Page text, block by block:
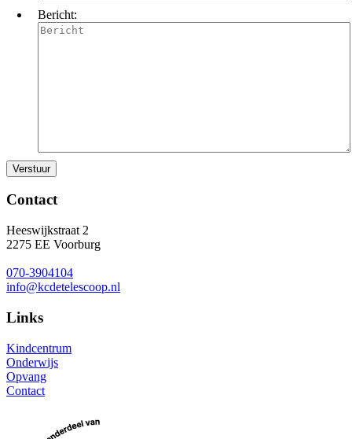
Bericht:
Contact
Heeswijkstraat 2
2275 EE Voorburg
070-3904104
info@kcdetelescoop.nl
Links
Kindcentrum
Onderwijs
Opvang
Contact